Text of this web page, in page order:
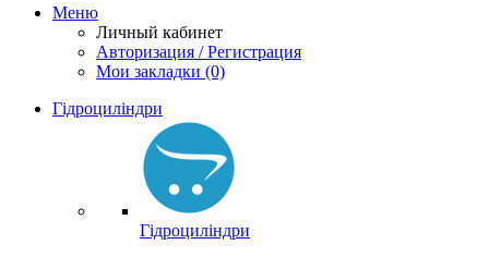
Меню
Личный кабинет
Авторизация / Регистрация
Мои закладки (0)
Гідроциліндри
Гідроциліндри